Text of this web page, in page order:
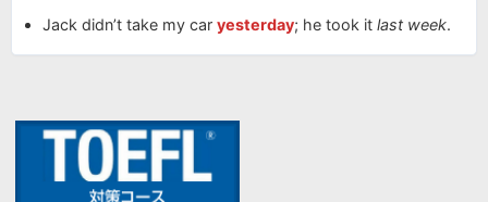
Jack didn’t take my caryesterday; he took itlast week.